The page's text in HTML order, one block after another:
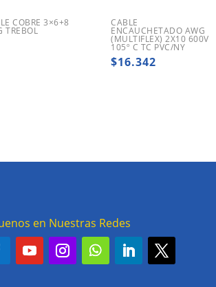
COBRE 3×6+8
TREBOL
CABLE
ENCAUCHETADO AWG
(MULTIFLEX) 2X10 600V
105º C TC PVC/NY
$16.342
en Nuestras Redes